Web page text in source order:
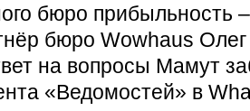
бюро прибыльность
бюро Wowhaus
на вопросы Мамут
«Ведомостей» в